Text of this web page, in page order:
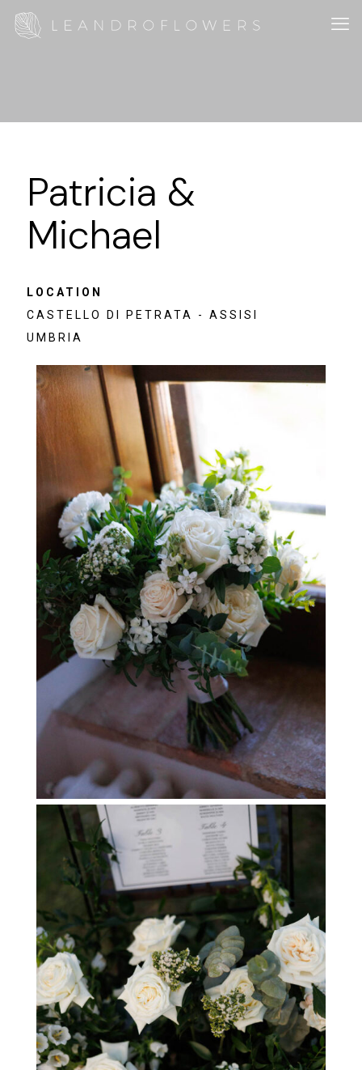
Patricia &
Michael
LOCATION
CASTELLO DI PETRATA - ASSISI
UMBRIA